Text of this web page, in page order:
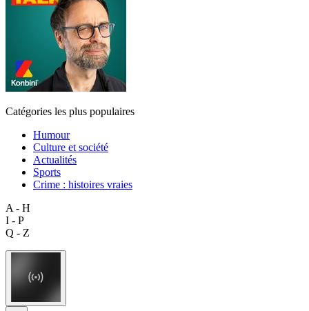
Catégories les plus populaires
Humour
Culture et société
Actualités
Sports
Crime : histoires vraies
A - H
I - P
Q - Z